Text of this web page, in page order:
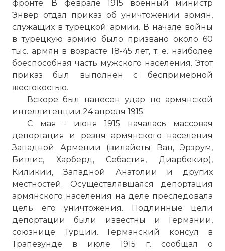
фронте. В феврале 1915 военный министр
Энвер отдал приказ об уничтожении армян,
служащих в турецкой армии. В начале войны
в турецкую армию было призвано около 60
тыс. армян в возрасте 18-45 лет, т. е. наиболее
боеспособная часть мужского населения. Этот
приказ был выполнен с беспримерной
жестокостью.
Вскоре был нанесен удар по армянской
интеллигенции 24 апреля 1915.
С мая - июня 1915 началась массовая
депортация и резня армянского населения
Западной Армении (вилайеты Ван, Эрзрум,
Битлис, Харберд, Себастия, Диарбекир),
Киликии, Западной Анатолии и других
местностей. Осуществлявшаяся депортация
армянского населения на деле преследовала
цель его уничтожения. Подлинные цели
депортации были известны и Германии,
союзнице Турции. Германский консул в
Трапезунде в июле 1915 г. сообщал о